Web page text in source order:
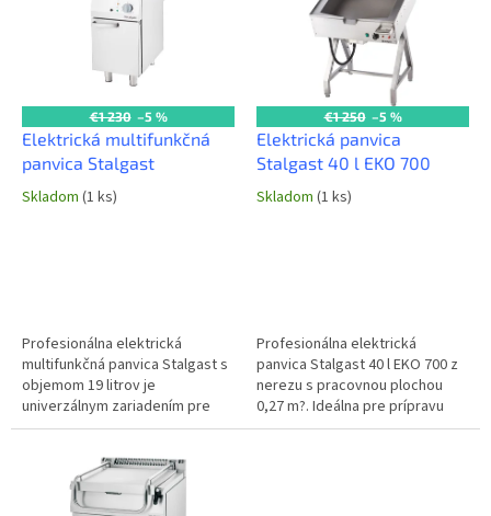
€1 230 –5 %
Elektrická multifunkčná
panvica Stalgast
Skladom (1 ks)
Profesionálna elektrická
multifunkčná panvica Stalgast s
objemom 19 litrov je
univerzálnym zariadením pre
komerčné kuchyne. Vďaka
ploche 0,16 m?...
€1 250 –5 %
Elektrická panvica
Stalgast 40 l EKO 700
Skladom (1 ks)
Profesionálna elektrická
panvica Stalgast 40 l EKO 700 z
nerezu s pracovnou plochou
0,27 m?. Ideálna pre prípravu
veľkých objemov jedál v